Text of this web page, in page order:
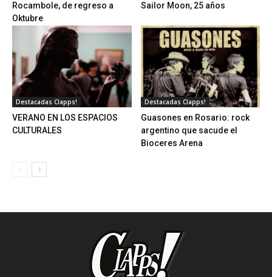
Rocambole, de regreso a
Oktubre
Sailor Moon, 25 años
Destacadas Clapps!
VERANO EN LOS ESPACIOS
CULTURALES
Destacadas Clapps!
Guasones en Rosario: rock
argentino que sacude el
Bioceres Arena